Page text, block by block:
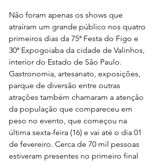
Não foram apenas os shows que
atraíram um grande público nos quatro
primeiros dias da 75ª Festa do Figo e
30ª Expogoiaba da cidade de Valinhos,
interior do Estado de São Paulo.
Gastronomia, artesanato, exposições,
parque de diversão entre outras
atrações também chamaram a atenção
da população que compareceu em
peso no evento, que começou na
última sexta-feira (16) e vai até o dia 01
de fevereiro. Cerca de 70 mil pessoas
estiveram presentes no primeiro final